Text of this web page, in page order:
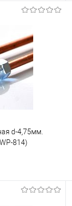
заказ
d-4,75мм.
814)